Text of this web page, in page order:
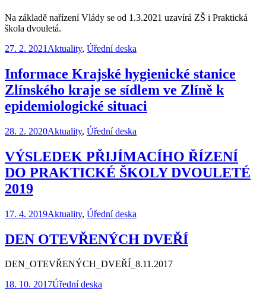
Na základě nařízení Vlády se od 1.3.2021 uzavírá ZŠ i Praktická
škola dvouletá.
27. 2. 2021 Aktuality, Úřední deska
Informace Krajské hygienické stanice
Zlínského kraje se sídlem ve Zlíně k
epidemiologické situaci
28. 2. 2020Aktuality, Úřední deska
VÝSLEDEK PŘIJÍMACÍHO ŘÍZENÍ
DO PRAKTICKÉ ŠKOLY DVOULETÉ
2019
17. 4. 2019Aktuality, Úřední deska
DEN OTEVŘENÝCH DVEŘÍ
DEN_OTEVŘENÝCH_DVEŘÍ_8.11.2017
18. 10. 2017Úřední deska